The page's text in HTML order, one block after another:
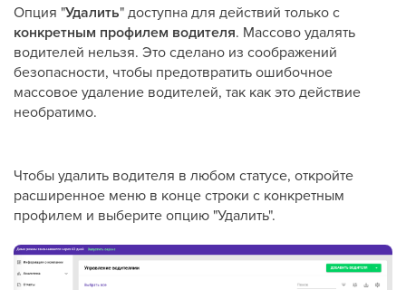
Опция "Удалить" доступна для действий только с
конкретным профилем водителя. Массово удалять
водителей нельзя. Это сделано из соображений
безопасности, чтобы предотвратить ошибочное
массовое удаление водителей, так как это действие
необратимо.
Чтобы удалить водителя в любом статусе, откройте
расширенное меню в конце строки с конкретным
профилем и выберите опцию "Удалить".